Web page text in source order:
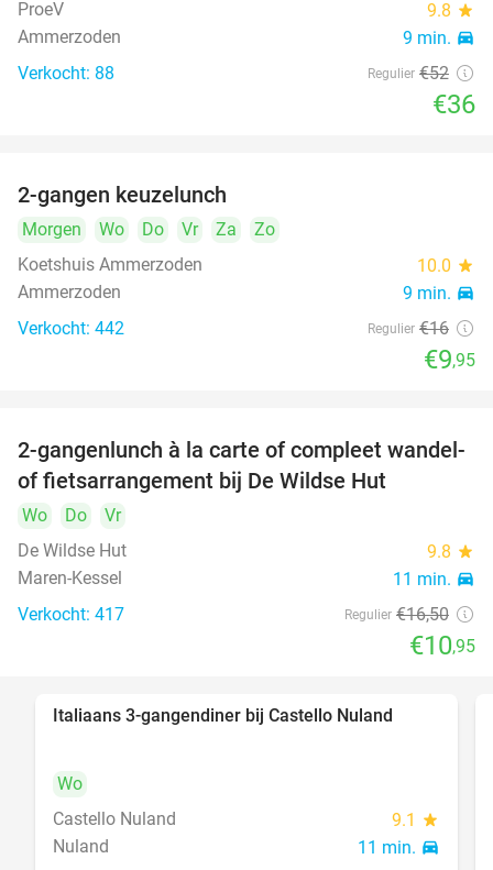
ProeV 9.8 star
Ammerzoden 9 min. directions_car
Verkocht: 88 Regulier €52
€36
2-gangen keuzelunch
Morgen Wo Do Vr Za
Zo
Koetshuis Ammerzoden
10.0 star
Ammerzoden 9 min. directions_car
Verkocht: 442 Regulier €16
€9,95
34%
2-gangenlunch à la carte of compleet wandel-
of fietsarrangement bij De Wildse Hut
Wo Do
Vr
De Wildse Hut
9.8 star
Maren-Kessel 11 min. directions_car
Verkocht: 417 Regulier €16,50
€10,95
Italiaans 3-gangendiner bij Castello Nuland
Wo
Castello Nuland
9.1 star
Nuland 11 min. directions_car